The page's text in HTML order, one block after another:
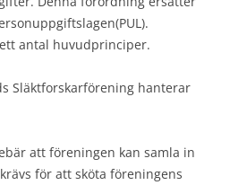
antal huvudprinciper.
Släktforskarförening hanterar
att föreningen kan samla in
för att sköta föreningens